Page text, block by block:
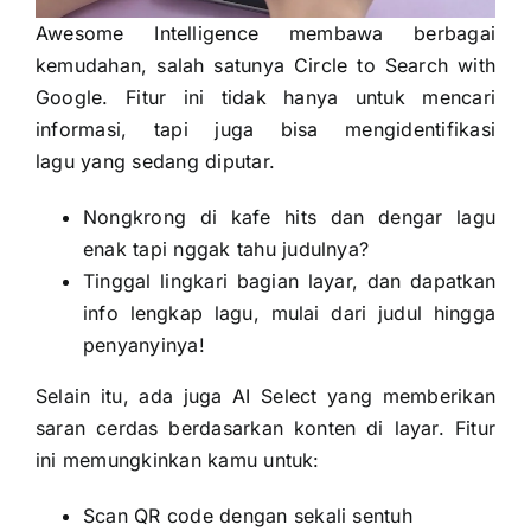
Awesome Intelligence membawa berbagai
kemudahan, salah satunya Circle to Search with
Google. Fitur ini tidak hanya untuk mencari
informasi, tapi juga bisa mengidentifikasi
lagu yang sedang diputar.
Nongkrong di kafe hits dan dengar lagu
enak tapi nggak tahu judulnya?
Tinggal lingkari bagian layar, dan dapatkan
info lengkap lagu, mulai dari judul hingga
penyanyinya!
Selain itu, ada juga AI Select yang memberikan
saran cerdas berdasarkan konten di layar. Fitur
ini memungkinkan kamu untuk:
Scan QR code dengan sekali sentuh